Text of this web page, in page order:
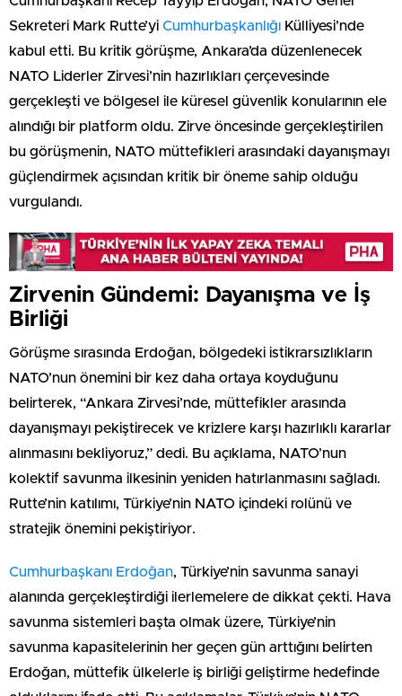
Sekreteri Mark Rutte’yi Cumhurbaşkanlığı Külliyesi’nde
kabul etti. Bu kritik görüşme, Ankara’da düzenlenecek
NATO Liderler Zirvesi’nin hazırlıkları çerçevesinde
gerçekleşti ve bölgesel ile küresel güvenlik konularının ele
alındığı bir platform oldu. Zirve öncesinde gerçekleştirilen
bu görüşmenin, NATO müttefikleri arasındaki dayanışmayı
güçlendirmek açısından kritik bir öneme sahip olduğu
vurgulandı.
Zirvenin Gündemi: Dayanışma ve İş
Birliği
Görüşme sırasında Erdoğan, bölgedeki istikrarsızlıkların
NATO’nun önemini bir kez daha ortaya koyduğunu
belirterek, “Ankara Zirvesi’nde, müttefikler arasında
dayanışmayı pekiştirecek ve krizlere karşı hazırlıklı kararlar
alınmasını bekliyoruz,” dedi. Bu açıklama, NATO’nun
kolektif savunma ilkesinin yeniden hatırlanmasını sağladı.
Rutte’nin katılımı, Türkiye’nin NATO içindeki rolünü ve
stratejik önemini pekiştiriyor.
Cumhurbaşkanı Erdoğan, Türkiye’nin savunma sanayi
alanında gerçekleştirdiği ilerlemelere de dikkat çekti. Hava
savunma sistemleri başta olmak üzere, Türkiye’nin
savunma kapasitelerinin her geçen gün arttığını belirten
Erdoğan, müttefik ülkelerle iş birliği geliştirme hedefinde